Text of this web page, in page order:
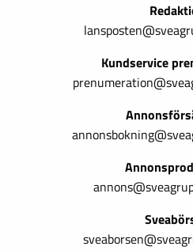
Kundservice